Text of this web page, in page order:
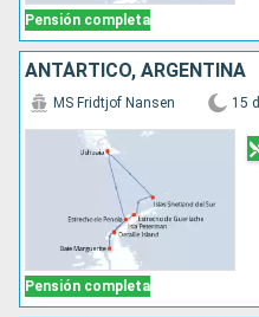
Pensión completa
ANTÁRTICO, ARGENTINA
Pensión completa
MS Fridtjof Nansen 15 d